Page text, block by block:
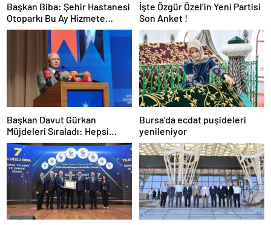
Başkan Biba: Şehir Hastanesi
Otoparkı Bu Ay Hizmete
Açılacak
İşte Özgür Özel’in Yeni Partisi
Son Anket !
Başkan Davut Gürkan
Müjdeleri Sıraladı: Hepsi
Yakında Hizmete Giriyor !
Bursa’da ecdat puşideleri
yenileniyor